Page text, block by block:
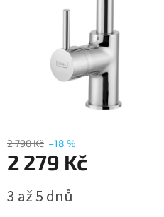
2 790 Kč –18 %
2 279 Kč
cena:
3 až 5 dnů